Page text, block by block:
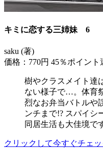
キミに恋する三姉妹 6
saku (著)
価格：770円 45％ポイント
樹やクラスメイト達
ない様子で…。体育
烈なお弁当バトルや
ンチまで!? スパイシ
同居生活も大佳境で
クリックして今すぐチェッ